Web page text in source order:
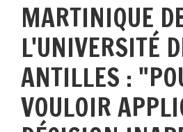
MARTINIQUE
L'UNIVERSITÉ
ANTILLES :
VOULOIR